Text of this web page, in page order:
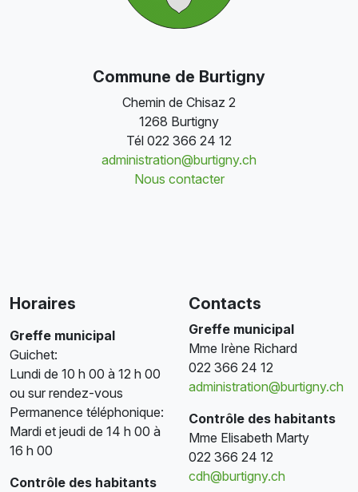
Commune de Burtigny
Chemin de Chisaz 2
1268 Burtigny
Tél 022 366 24 12
administration@burtigny.ch
Nous contacter
Horaires
Greffe municipal
Guichet:
Lundi de 10 h 00 à 12 h 00
ou sur rendez-vous
Permanence téléphonique:
Mardi et jeudi de 14 h 00 à
16 h 00
Contrôle des habitants
Contacts
Greffe municipal
Mme Irène Richard
022 366 24 12
administration@burtigny.ch
Contrôle des habitants
Mme Elisabeth Marty
022 366 24 12
cdh@burtigny.ch